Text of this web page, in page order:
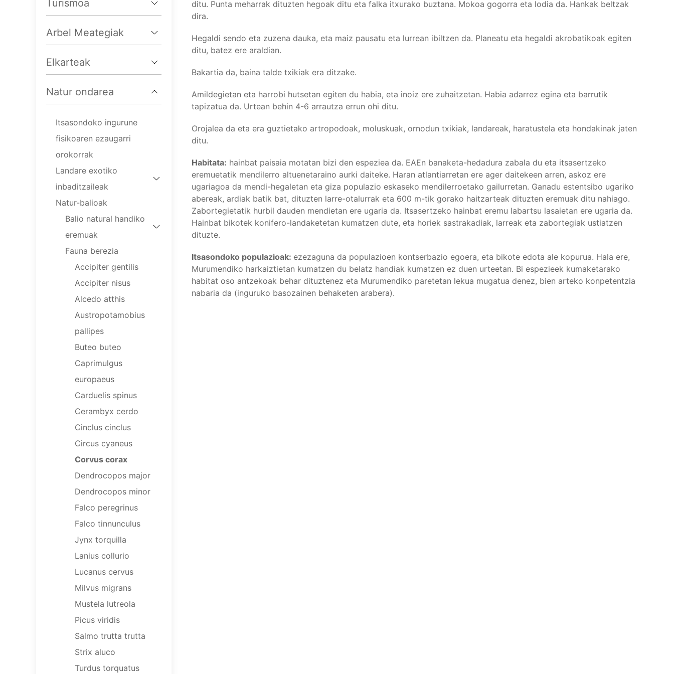
ditu. Punta meharrak dituzten hegoak ditu eta falka itxurako buztana. Mokoa gogorra eta lodia da. Hankak beltzak
dira.
Hegaldi sendo eta zuzena dauka, eta maiz pausatu eta lurrean ibiltzen da. Planeatu eta hegaldi akrobatikoak egiten
ditu, batez ere araldian.
Bakartia da, baina talde txikiak era ditzake.
Amildegietan eta harrobi hutsetan egiten du habia, eta inoiz ere zuhaitzetan. Habia adarrez egina eta barrutik
tapizatua da. Urtean behin 4-6 arrautza errun ohi ditu.
Orojalea da eta era guztietako artropodoak, moluskuak, ornodun txikiak, landareak, haratustela eta hondakinak jaten
ditu.
Habitata: hainbat paisaia motatan bizi den espeziea da. EAEn banaketa-hedadura zabala du eta itsasertzeko
eremuetatik mendilerro altuenetaraino aurki daiteke. Haran atlantiarretan ere ager daitekeen arren, askoz ere
ugariagoa da mendi-hegaletan eta giza populazio eskaseko mendilerroetako gailurretan. Ganadu estentsibo ugariko
abereak, ardiak batik bat, dituzten larre-otalurrak eta 600 m-tik gorako haitzarteak dituzten eremuak ditu nahiago.
Zabortegietatik hurbil dauden mendietan ere ugaria da. Itsasertzeko hainbat eremu labartsu lasaietan ere ugaria da.
Hainbat bikotek konifero-landaketetan kumatzen dute, eta horiek sastrakadiak, larreak eta zabortegiak ustiatzen
dituzte.
Itsasondoko populazioak: ezezaguna da populazioen kontserbazio egoera, eta bikote edota ale kopurua. Hala ere,
Murumendiko harkaiztietan kumatzen du belatz handiak kumatzen ez duen urteetan. Bi espezieek kumaketarako
habitat oso antzekoak behar dituztenez eta Murumendiko paretetan lekua mugatua denez, bien arteko konpetentzia
nabaria da (inguruko basozainen behaketen arabera).
Turismoa
Arbel Meategiak
Elkarteak
Natur ondarea
Itsasondoko ingurune
fisikoaren ezaugarri
orokorrak
Landare exotiko
inbaditzaileak
Natur-balioak
Balio natural handiko
eremuak
Fauna berezia
Accipiter gentilis
Accipiter nisus
Alcedo atthis
Austropotamobius
pallipes
Buteo buteo
Caprimulgus
europaeus
Carduelis spinus
Cerambyx cerdo
Cinclus cinclus
Circus cyaneus
Corvus corax
Dendrocopos major
Dendrocopos minor
Falco peregrinus
Falco tinnunculus
Jynx torquilla
Lanius collurio
Lucanus cervus
Milvus migrans
Mustela lutreola
Picus viridis
Salmo trutta trutta
Strix aluco
Turdus torquatus